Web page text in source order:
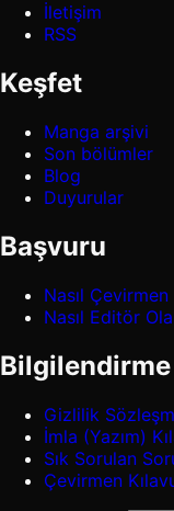
İletişim
RSS
Keşfet
Manga arşivi
Son bölümler
Blog
Duyurular
Başvuru
Nasıl
Nasıl Editör
Bilgilendirme
Gizlilik
İmla (Yazım)
Sık Sorulan
Çevirmen